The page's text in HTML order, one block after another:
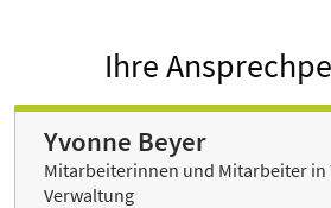
Ihre
Yvonne Beyer
Mitarbeiterinnen und Mitarbeiter in
Verwaltung